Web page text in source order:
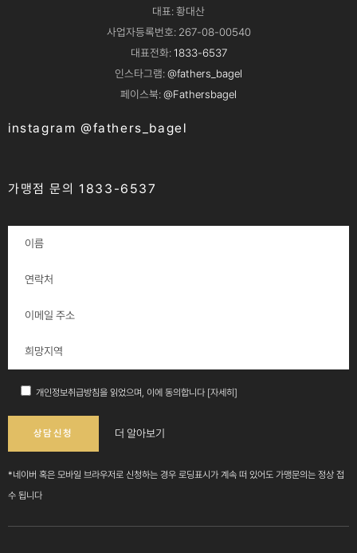
대표: 황대산
사업자등록번호: 267-08-00540
대표전화:1833-6537
인스타그램:@fathers_bagel
페이스북:@Fathersbagel
instagram @fathers_bagel
가맹점 문의 1833-6537
개인정보취급방침을 읽었으며, 이에 동의합니다 [자세히]
더 알아보기
*네이버 혹은 모바일 브라우저로 신청하는 경우 로딩표시가 계속 떠 있어도 가맹문의는 정상 접
수 됩니다